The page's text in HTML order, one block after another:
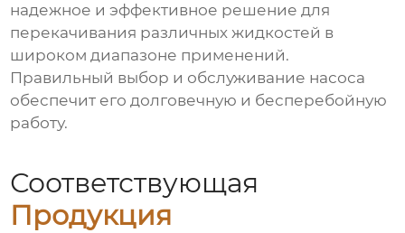
надежное и эффективное решение для
перекачивания различных жидкостей в
широком диапазоне применений.
Правильный выбор и обслуживание насоса
обеспечит его долговечную и бесперебойную
работу.
Соответствующая
Продукция